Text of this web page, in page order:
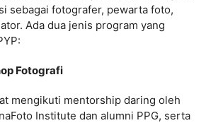
sebagai fotografer, pewarta foto,
Ada dua jenis program yang
Fotografi
mengikuti mentorship daring oleh
Institute dan alumni PPG, serta